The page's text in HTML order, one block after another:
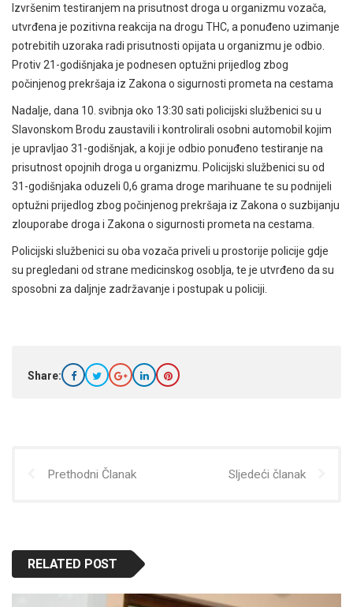
Izvršenim testiranjem na prisutnost droga u organizmu vozača,
utvrđena je pozitivna reakcija na drogu THC, a ponuđeno uzimanje
potrebitih uzoraka radi prisutnosti opijata u organizmu je odbio.
Protiv 21-godišnjaka je podnesen optužni prijedlog zbog
počinjenog prekršaja iz Zakona o sigurnosti prometa na cestama
Nadalje, dana 10. svibnja oko 13:30 sati policijski službenici su u
Slavonskom Brodu zaustavili i kontrolirali osobni automobil kojim
je upravljao 31-godišnjak, a koji je odbio ponuđeno testiranje na
prisutnost opojnih droga u organizmu. Policijski službenici su od
31-godišnjaka oduzeli 0,6 grama droge marihuane te su podnijeli
optužni prijedlog zbog počinjenog prekršaja iz Zakona o suzbijanju
zlouporabe droga i Zakona o sigurnosti prometa na cestama.
Policijski službenici su oba vozača priveli u prostorije policije gdje
su pregledani od strane medicinskog osoblja, te je utvrđeno da su
sposobni za daljnje zadržavanje i postupak u policiji.
Share:
Prethodni Članak Sljedeći članak
RELATED POST